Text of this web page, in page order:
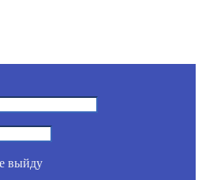
выйду